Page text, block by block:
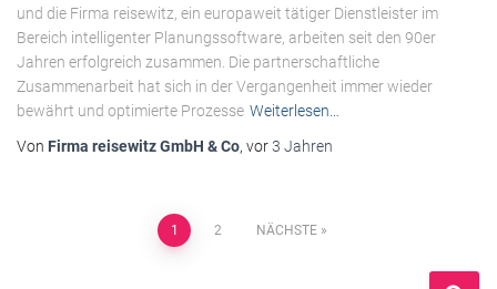
und die Firma reisewitz, ein europaweit tätiger Dienstleister im
Bereich intelligenter Planungssoftware, arbeiten seit den 90er
Jahren erfolgreich zusammen. Die partnerschaftliche
Zusammenarbeit hat sich in der Vergangenheit immer wieder
bewährt und optimierte Prozesse Weiterlesen…
Von Firma reisewitz GmbH & Co, vor3 Jahren
Beitragsnavigation
1 2 NÄCHSTE